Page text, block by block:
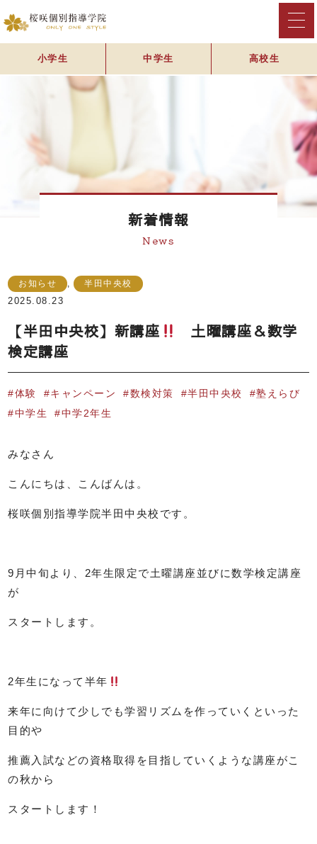
小学生 中学生 高校生
新着情報
News
お知らせ , 半田中央校
2025.08.23
【半田中央校】新講座
土曜講座＆数学
検定講座
体験 キャンペーン 数検対策 半田中央校
塾えらび
中学生
中学2年生
みなさん
こんにちは、こんばんは。
桜咲個別指導学院半田中央校です。
9月中旬より、2年生限定で土曜講座並びに数学検定講座
が
スタートします。
2年生になって半年
来年に向けて少しでも学習リズムを作っていくといった
目的や
推薦入試などの資格取得を目指していくような講座がこ
の秋から
スタートします！